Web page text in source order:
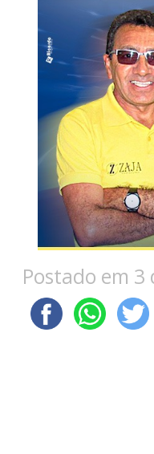
Postado em 3